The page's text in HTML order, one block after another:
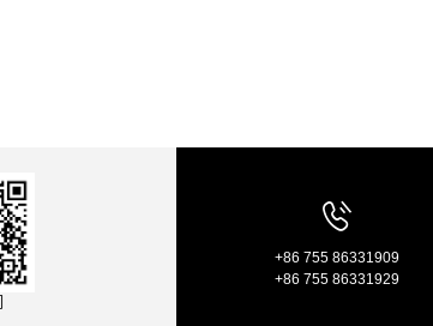
+86 755 86331909
+86 755 86331929